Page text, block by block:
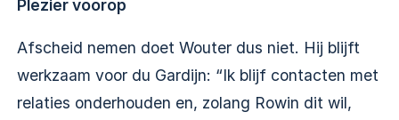
Plezier voorop
Afscheid nemen doet Wouter dus niet. Hij blijft
werkzaam voor du Gardijn: “Ik blijf contacten met
relaties onderhouden en, zolang Rowin dit wil,